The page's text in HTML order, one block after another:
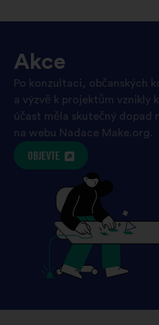
Akce
Po konzultaci, občanských
a výzvě k projektům vznikly
účast měla skutečný dopad
na webu Nadace Make.org.
OBJEVTE